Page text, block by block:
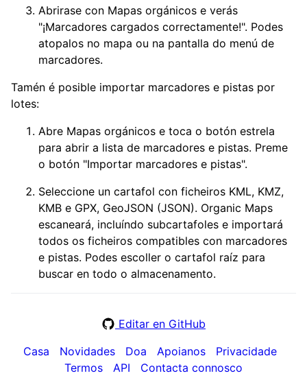
Abrirase con Mapas orgánicos e verás
"¡Marcadores cargados correctamente!". Podes
atopalos no mapa ou na pantalla do menú de
marcadores.
Tamén é posible importar marcadores e pistas por
lotes:
Abre Mapas orgánicos e toca o botón estrela
para abrir a lista de marcadores e pistas. Preme
o botón "Importar marcadores e pistas".
Seleccione un cartafol con ficheiros KML, KMZ,
KMB e GPX, GeoJSON (JSON). Organic Maps
escaneará, incluíndo subcartafoles e importará
todos os ficheiros compatibles con marcadores
e pistas. Podes escoller o cartafol raíz para
buscar en todo o almacenamento.
Editar en GitHub
Casa
Novidades Doa Apoianos
Privacidade
Termos
API Contacta connosco